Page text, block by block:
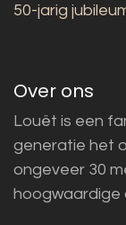
50-jarig
Over ons
Louët is een
generatie het
ongeveer 30